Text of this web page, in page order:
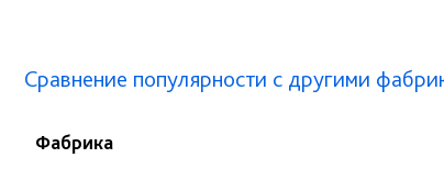
Сравнение популярности с другими
Фабрика